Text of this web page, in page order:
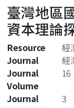
Statistics
臺灣地區
資本理論
Resource
經
Journal
經
Journal
Volume
16
Journal
3